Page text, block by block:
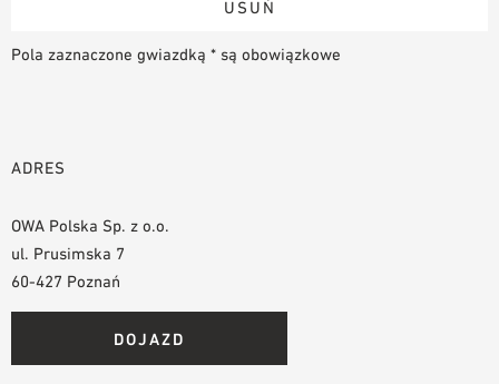
Pola zaznaczone gwiazdką * są obowiązkowe
ADRES
OWA Polska Sp. z o.o.
ul. Prusimska 7
60-427 Poznań
DOJAZD